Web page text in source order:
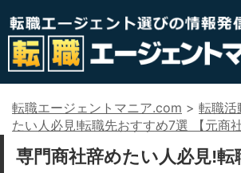
転職エージェントマニア.com > 転職活
たい人必見!転職先おすすめ7選 【元商社
専門商社辞めたい人必見!